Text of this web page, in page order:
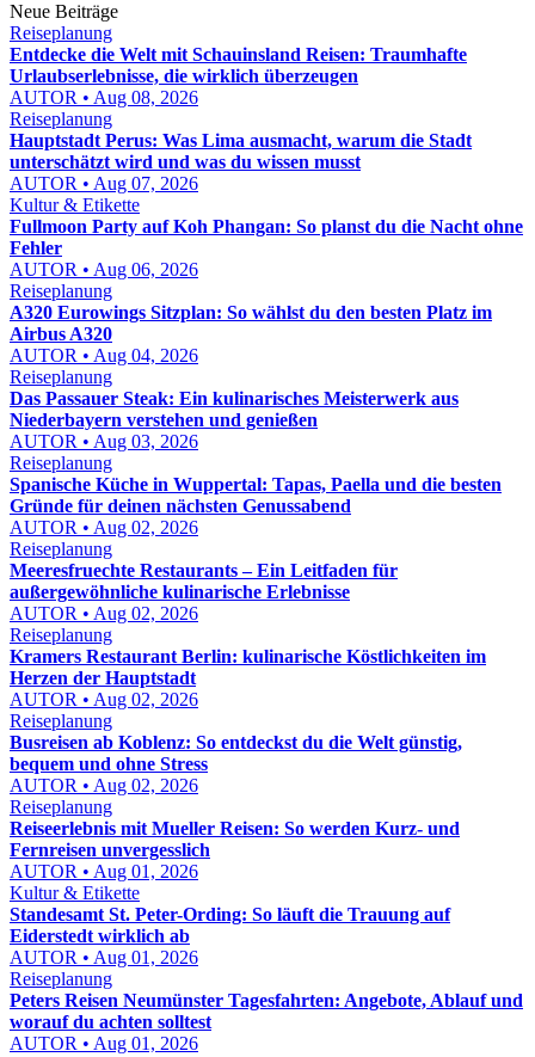
Neue Beiträge
Reiseplanung
Entdecke die Welt mit Schauinsland Reisen: Traumhafte
Urlaubserlebnisse, die wirklich überzeugen
AUTOR • Aug 08, 2026
Reiseplanung
Hauptstadt Perus: Was Lima ausmacht, warum die Stadt
unterschätzt wird und was du wissen musst
AUTOR • Aug 07, 2026
Kultur & Etikette
Fullmoon Party auf Koh Phangan: So planst du die Nacht ohne
Fehler
AUTOR • Aug 06, 2026
Reiseplanung
A320 Eurowings Sitzplan: So wählst du den besten Platz im
Airbus A320
AUTOR • Aug 04, 2026
Reiseplanung
Das Passauer Steak: Ein kulinarisches Meisterwerk aus
Niederbayern verstehen und genießen
AUTOR • Aug 03, 2026
Reiseplanung
Spanische Küche in Wuppertal: Tapas, Paella und die besten
Gründe für deinen nächsten Genussabend
AUTOR • Aug 02, 2026
Reiseplanung
Meeresfruechte Restaurants – Ein Leitfaden für
außergewöhnliche kulinarische Erlebnisse
AUTOR • Aug 02, 2026
Reiseplanung
Kramers Restaurant Berlin: kulinarische Köstlichkeiten im
Herzen der Hauptstadt
AUTOR • Aug 02, 2026
Reiseplanung
Busreisen ab Koblenz: So entdeckst du die Welt günstig,
bequem und ohne Stress
AUTOR • Aug 02, 2026
Reiseplanung
Reiseerlebnis mit Mueller Reisen: So werden Kurz- und
Fernreisen unvergesslich
AUTOR • Aug 01, 2026
Kultur & Etikette
Standesamt St. Peter-Ording: So läuft die Trauung auf
Eiderstedt wirklich ab
AUTOR • Aug 01, 2026
Reiseplanung
Peters Reisen Neumünster Tagesfahrten: Angebote, Ablauf und
worauf du achten solltest
AUTOR • Aug 01, 2026